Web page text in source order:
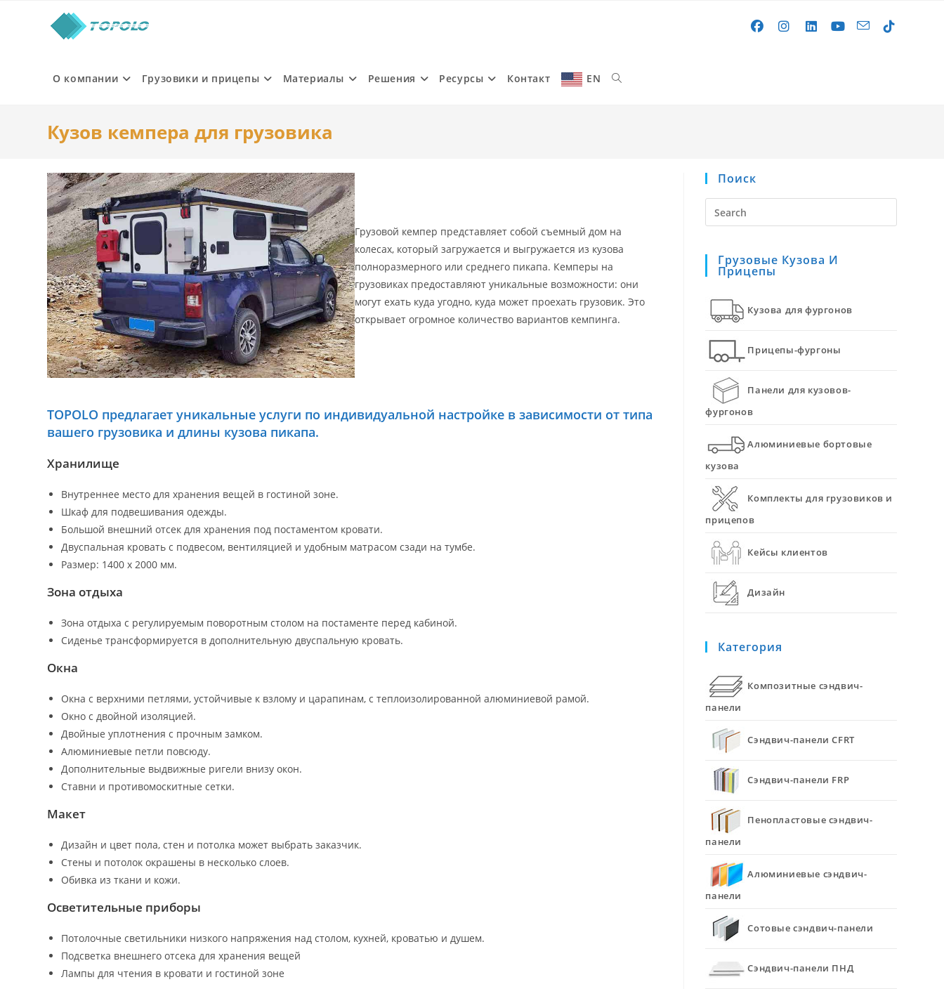
О компании Грузовики и прицепы Материалы Решения Ресурсы Контакт EN Toggle
Кузов кемпера для грузовика
Грузовой кемпер представляет собой съемный дом на
колесах, который загружается и выгружается из кузова
полноразмерного или среднего пикапа. Кемперы на
грузовиках предоставляют уникальные возможности: они
могут ехать куда угодно, куда может проехать грузовик. Это
открывает огромное количество вариантов кемпинга.
TOPOLO предлагает уникальные услуги по индивидуальной настройке в зависимости от типа
вашего грузовика и длины кузова пикапа.
Хранилище
Внутреннее место для хранения вещей в гостиной зоне.
Шкаф для подвешивания одежды.
Большой внешний отсек для хранения под постаментом кровати.
Двуспальная кровать с подвесом, вентиляцией и удобным матрасом сзади на тумбе.
Размер: 1400 х 2000 мм.
Зона отдыха
Зона отдыха с регулируемым поворотным столом на постаменте перед кабиной.
Сиденье трансформируется в дополнительную двуспальную кровать.
Окна
Окна с верхними петлями, устойчивые к взлому и царапинам, с теплоизолированной алюминиевой рамой.
Окно с двойной изоляцией.
Двойные уплотнения с прочным замком.
Алюминиевые петли повсюду.
Дополнительные выдвижные ригели внизу окон.
Ставни и противомоскитные сетки.
Макет
Дизайн и цвет пола, стен и потолка может выбрать заказчик.
Стены и потолок окрашены в несколько слоев.
Обивка из ткани и кожи.
Осветительные приборы
Потолочные светильники низкого напряжения над столом, кухней, кроватью и душем.
Подсветка внешнего отсека для хранения вещей
Лампы для чтения в кровати и гостиной зоне
Поиск
Escape
Грузовые Кузова И
Прицепы
Кузова для фургонов
Прицепы-фургоны
Панели для кузовов-
фургонов
Алюминиевые бортовые
кузова
Комплекты для грузовиков и
прицепов
Кейсы клиентов
Дизайн
Категория
Композитные сэндвич-
панели
Сэндвич-панели CFRT
Сэндвич-панели FRP
Пенопластовые сэндвич-
панели
Алюминиевые сэндвич-
панели
Сотовые сэндвич-панели
Сэндвич-панели ПНД